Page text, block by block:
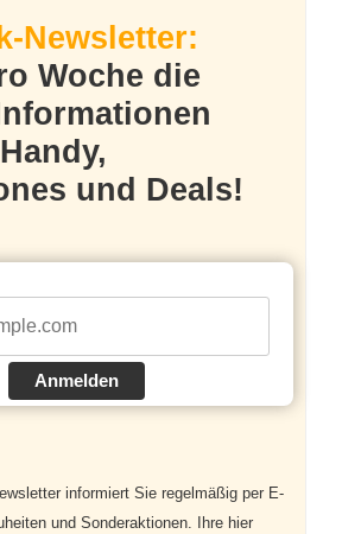
Newsletter:
Woche die
und Deals!
Anmelden
informiert Sie regelmäßig per E-
und Sonderaktionen. Ihre hier